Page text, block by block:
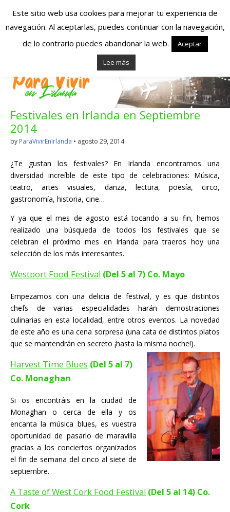
Españoles en
Irlanda – Vivir en
Irlanda – Trabajo
en Irlanda –
Alojamiento en
Irlanda
Blog dedicado a los que viven, estudian y trabajan en
Irlanda!
Festivales en Irlanda en Septiembre
2014
by ParaVivirEnIrlanda • agosto 29, 2014
¿Te gustan los festivales? En Irlanda encontramos una
diversidad increíble de este tipo de celebraciones: Música,
teatro, artes visuales, danza, lectura, poesía, circo,
gastronomía, historia, cine…
Y ya que el mes de agosto está tocando a su fin, hemos
realizado una búsqueda de todos los festivales que se
celebran el próximo mes en Irlanda para traeros hoy una
selección de los más interesantes.
Westport Food Festival (Del 5 al 7) Co. Mayo
Empezamos con una delicia de festival, y es que distintos
chefs de varias especialidades harán demostraciones
culinarias en esta localidad, entre otros eventos. La novedad
de este año es una cena sorpresa (una cata de distintos platos
que se mantendrán en secreto ¡hasta la misma noche!).
Harvest Time Blues (Del 5 al 7)
Co. Monaghan
Si os encontráis en la ciudad de
Monaghan o cerca de ella y os
encanta la música blues, es vuestra
oportunidad de pasarlo de maravilla
gracias a los conciertos organizados
el fin de semana del cinco al siete de
septiembre.
A Taste of West Cork Food Festival (Del 5 al 14) Co.
Cork
Este sitio web usa cookies para mejorar tu experiencia de
navegación. Al aceptarlas, puedes continuar con la navegación,
de lo contrario puedes abandonar la web.
Aceptar
Lee más